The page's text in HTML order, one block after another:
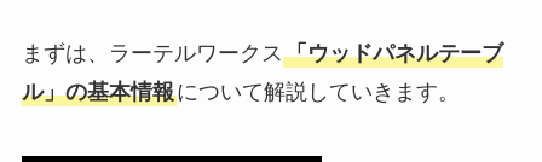
まずは、ラーテルワークス「ウッドパネルテーブ
ル」の基本情報について解説していきます。